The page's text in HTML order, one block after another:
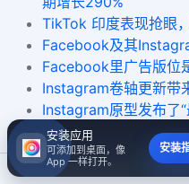
TikTok 印度表现抢眼
Facebook及其
Facebook里广告版位
Instagram卷轴更新带
Instagram原型发布了
安装应用
可添加到桌面，像
App 一样打开。
安装